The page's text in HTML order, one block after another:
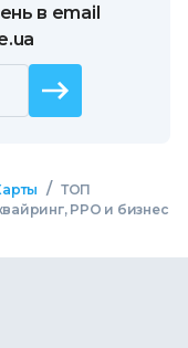
в email
/ ТОП
РРО и бизнес